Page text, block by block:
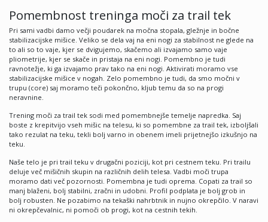
Pomembnost treninga moči za trail tek
Pri sami vadbi damo večji poudarek na močna stopala, gležnje in bočne
stabilizacijske mišice. Veliko se dela vaj na eni nogi za stabilnost ne glede na
to ali so to vaje, kjer se dvigujemo, skačemo ali izvajamo samo vaje
pliometrije, kjer se skače in pristaja na eni nogi. Pomembno je tudi
ravnotežje, ki ga izvajamo prav tako na eni nogi. Aktivirati moramo vse
stabilizacijske mišice v nogah. Zelo pomembno je tudi, da smo močni v
trupu (core) saj moramo teči pokončno, kljub temu da so na progi
neravnine.
Trening moči za trail tek sodi med pomembnejše temelje napredka. Saj
boste z krepitvijo vseh mišic na telesu, ki so pomembne za trail tek, izboljšali
tako rezulat na teku, tekli bolj varno in obenem imeli prijetnejšo izkušnjo na
teku.
Naše telo je pri trail teku v drugačni poziciji, kot pri cestnem teku. Pri trailu
deluje več mišičnih skupin na različnih delih telesa. Vadbi moči trupa
moramo dati več pozornosti. Pomembna je tudi oprema. Copati za trail so
manj blaženi, bolj stabilni, zračni in udobni. Profil podplata je bolj grob in
bolj robusten. Ne pozabimo na tekaški nahrbtnik in nujno okrepčilo. V naravi
ni okrepčevalnic, ni pomoči ob progi, kot na cestnih tekih.